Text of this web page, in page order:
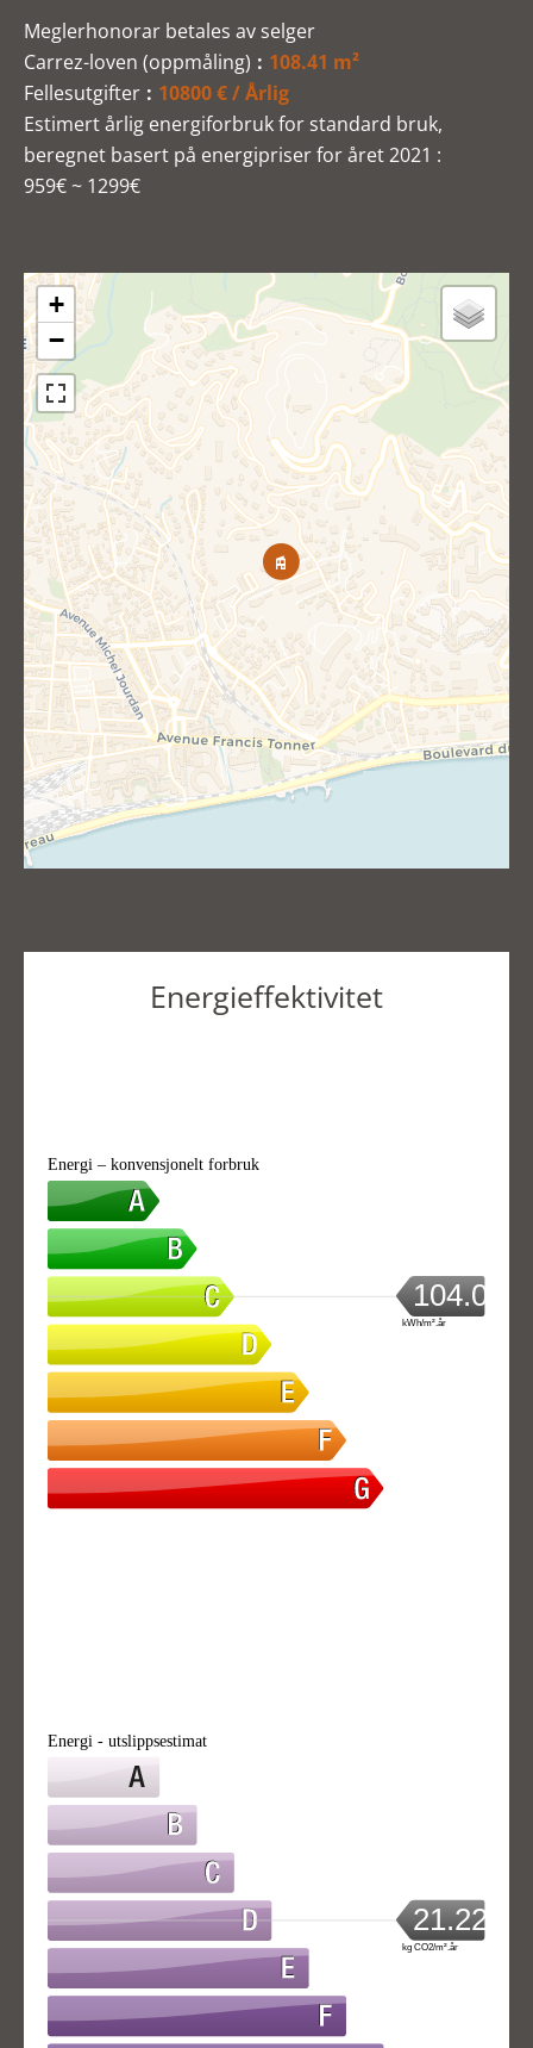
Meglerhonorar betales av selger
Carrez-loven (oppmåling)
108.41 m²
Fellesutgifter
10800 € / Årlig
Estimert årlig energiforbruk for standard bruk,
beregnet basert på energipriser for året 2021 :
959€ ~ 1299€
+
−
Energieffektivitet
Energi – konvensjonelt forbruk
104.05
kWh/m².år
Energi - utslippsestimat
21.22
kg CO2/m².år